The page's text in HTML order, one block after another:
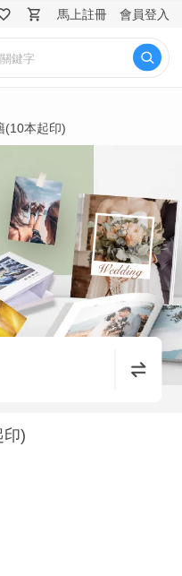
馬上註冊 會員登入
(10本起印)
印)